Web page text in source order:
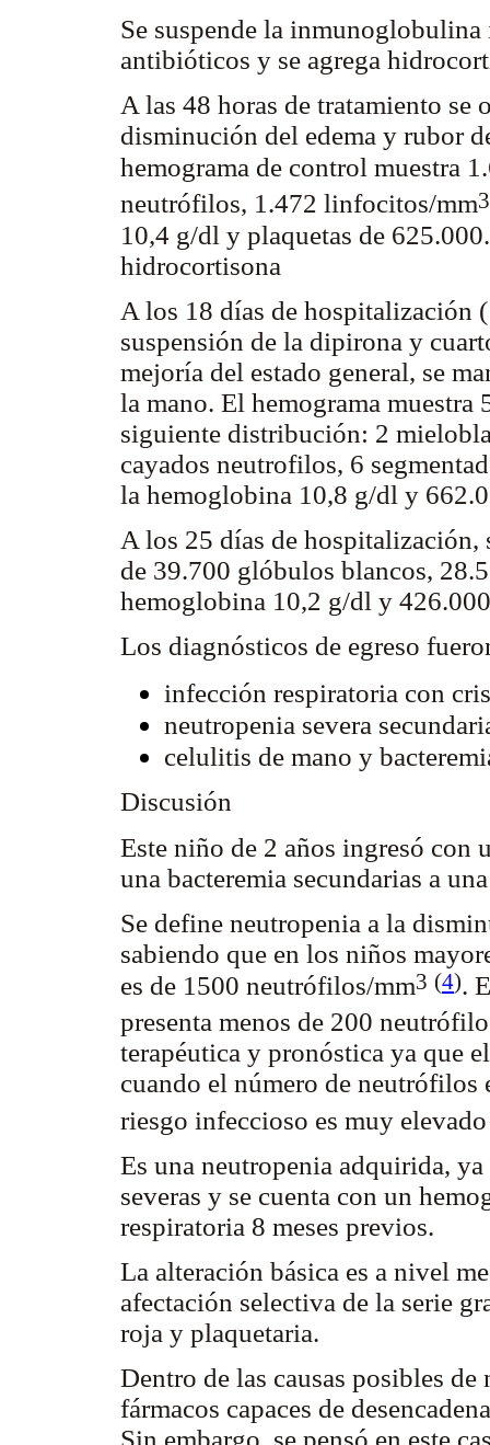
Se suspende la
antibióticos y se agrega
A las 48 horas de tratamiento se
disminución del edema y rubor
hemograma de control muestra
neutrófilos, 1.472 linfocitos/mm3
10,4 g/dl y plaquetas de
hidrocortisona
A los 18 días de hospitalización
suspensión de la dipirona y
mejoría del estado general, se
la mano. El hemograma
siguiente distribución: 2
cayados neutrofilos, 6
la hemoglobina 10,8 g/dl y
A los 25 días de
de 39.700 glóbulos blancos,
hemoglobina 10,2 g/dl y
Los diagnósticos de egreso
infección respiratoria con
neutropenia severa
celulitis de mano y
Discusión
Este niño de 2 años ingresó con
una bacteremia secundarias a
Se define neutropenia a la
sabiendo que en los niños
es de 1500 neutrófilos/mm3 (4).
presenta menos de 200
terapéutica y pronóstica ya que
cuando el número de neutrófilos
riesgo infeccioso es muy
Es una neutropenia adquirida,
severas y se cuenta con un
respiratoria 8 meses previos.
La alteración básica es a nivel
afectación selectiva de la serie
roja y plaquetaria.
Dentro de las causas posibles
fármacos capaces de
Sin embargo, se pensó en este